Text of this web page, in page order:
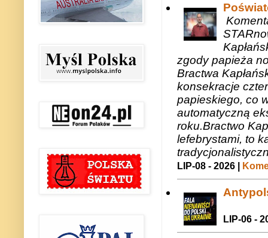
zgody papieża
Bractwa
konsekracje
papieskiego, co
automatyczną
roku.Bractwo
lefebrystami, to
LIP-08 - 2026 |
LIP-06 -